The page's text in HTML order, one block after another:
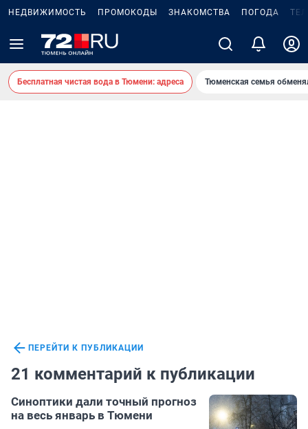
НЕДВИЖИМОСТЬ ПРОМОКОДЫ ЗНАКОМСТВА ПОГОДА
Бесплатная чистая вода в Тюмени: адреса Тюменская семья
ПЕРЕЙТИ К ПУБЛИКАЦИИ
21 комментарий к публикации
Синоптики дали точный прогноз
на весь январь в Тюмени